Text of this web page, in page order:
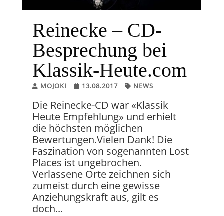
Reinecke – CD-
Besprechung bei
Klassik-Heute.com
MOJOKI 13.08.2017 NEWS
Die Reinecke-CD war «Klassik
Heute Empfehlung» und erhielt
die höchsten möglichen
Bewertungen.Vielen Dank! Die
Faszination von sogenannten Lost
Places ist ungebrochen.
Verlassene Orte zeichnen sich
zumeist durch eine gewisse
Anziehungskraft aus, gilt es
doch...